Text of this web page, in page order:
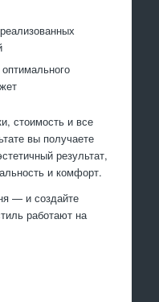
стоимость и все
вы получаете
результат,
и комфорт.
— и создайте
работают на